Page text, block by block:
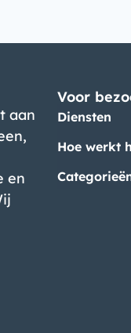
aan
en
Voor
Diensten
Hoe werkt